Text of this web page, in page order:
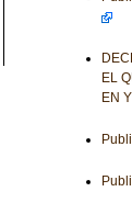
EL
EN